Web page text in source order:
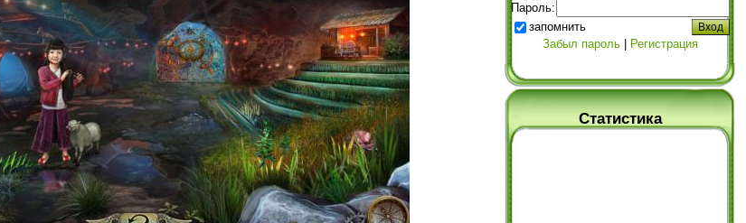
Пароль:
запомнить
Забыл пароль
Регистрация
Статистика